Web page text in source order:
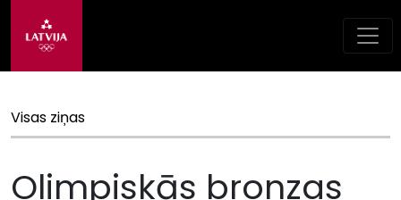
Visas ziņas
Olimpiskās bronzas